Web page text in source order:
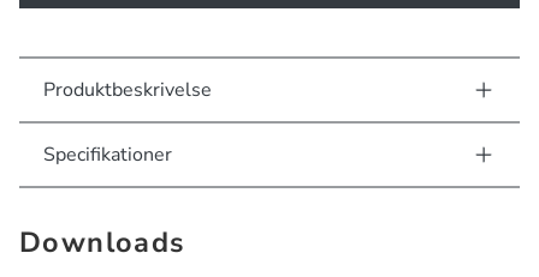
Produktbeskrivelse
Specifikationer
Downloads